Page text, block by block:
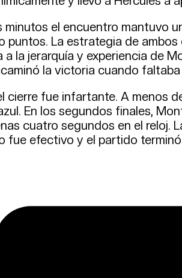
minutos el encuentro mantuvo
puntos. La estrategia de
a la jerarquía y experiencia de
la victoria cuando
cierre fue infartante. A menos
En los segundos finales,
cuatro segundos en el reloj.
fue efectivo y el partido